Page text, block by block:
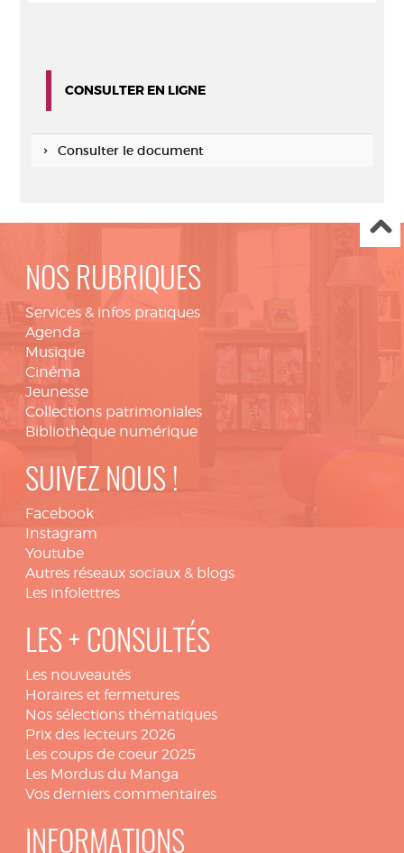
CONSULTER EN LIGNE
Consulter le document
NOS RUBRIQUES
Services & infos pratiques
Agenda
Musique
Cinéma
Jeunesse
Collections patrimoniales
Bibliothèque numérique
SUIVEZ NOUS !
Facebook
Instagram
Youtube
Autres réseaux sociaux & blogs
Les infolettres
LES + CONSULTÉS
Les nouveautés
Horaires et fermetures
Nos sélections thématiques
Prix des lecteurs 2026
Les coups de coeur 2025
Les Mordus du Manga
Vos derniers commentaires
INFORMATIONS